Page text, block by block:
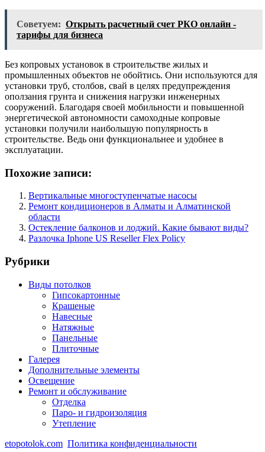
Советуем: Открыть расчетный счет РКО онлайн -
тарифы для бизнеса
Без копровых установок в строительстве жилых и
промышленных объектов не обойтись. Они используются для
установки труб, столбов, свай в целях предупреждения
оползания грунта и снижения нагрузки инженерных
сооружений. Благодаря своей мобильности и повышенной
энергетической автономности самоходные копровые
установки получили наибольшую популярность в
строительстве. Ведь они функциональнее и удобнее в
эксплуатации.
Похожие записи:
Вертикальные многоступенчатые насосы
Ремонт кондиционеров в Алматы и Алматинской
области
Остекление балконов и лоджий. Какие бывают виды?
Разлочка Iphone US Reseller Flex Policy
Рубрики
Виды потолков
Гипсокартонные
Крашеные
Навесные
Натяжные
Панельные
Плиточные
Галерея
Дополнительные элементы
Освещение
Ремонт и обслуживание
Отделка
Паро- и гидроизоляция
Утепление
etopotolok.com Политика конфиденциальности